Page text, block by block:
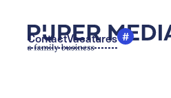
Contact #
Vacatures